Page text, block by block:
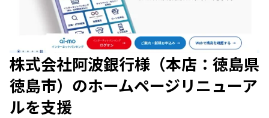
株式会社阿波銀行様（本店：徳島県
徳島市）のホームページリニューア
ルを支援